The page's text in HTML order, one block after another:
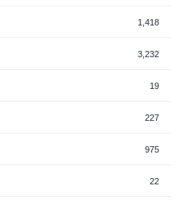
1,418
3,232
19
227
975
22